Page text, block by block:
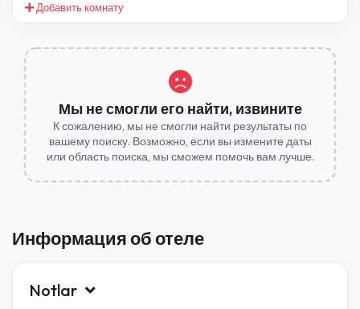
Добавить комнату
Мы не смогли его найти, извините
К сожалению, мы не смогли найти результаты по
вашему поиску. Возможно, если вы измените даты
или область поиска, мы сможем помочь вам лучше.
Информация об отеле
Notlar